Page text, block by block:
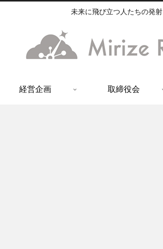
未来に飛び立つ人たちの発
経営企画 取締役会